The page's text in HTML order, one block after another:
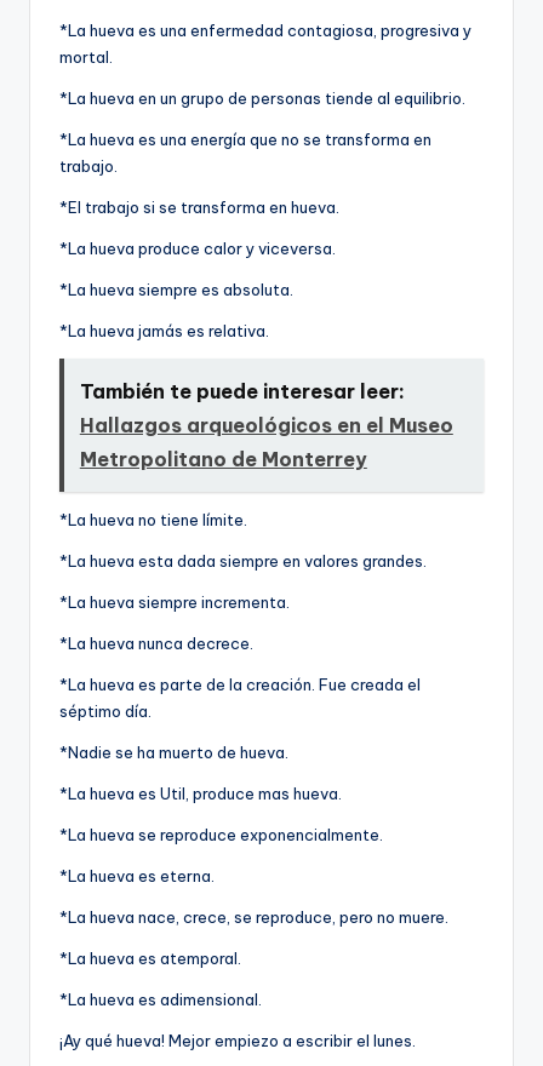
*La hueva es una enfermedad contagiosa, progresiva y
mortal.
*La hueva en un grupo de personas tiende al equilibrio.
*La hueva es una energí­a que no se transforma en
trabajo.
*El trabajo si se transforma en hueva.
*La hueva produce calor y viceversa.
*La hueva siempre es absoluta.
*La hueva jamás es relativa.
También te puede interesar leer:
Hallazgos arqueológicos en el Museo
Metropolitano de Monterrey
*La hueva no tiene lí­mite.
*La hueva esta dada siempre en valores grandes.
*La hueva siempre incrementa.
*La hueva nunca decrece.
*La hueva es parte de la creación. Fue creada el
séptimo dí­a.
*Nadie se ha muerto de hueva.
*La hueva es Util, produce mas hueva.
*La hueva se reproduce exponencialmente.
*La hueva es eterna.
*La hueva nace, crece, se reproduce, pero no muere.
*La hueva es atemporal.
*La hueva es adimensional.
¡Ay qué hueva! Mejor empiezo a escribir el lunes.